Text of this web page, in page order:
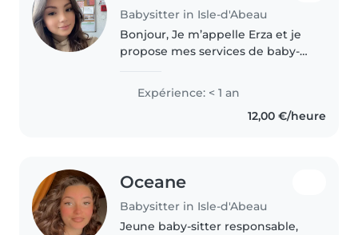
Babysitter in Isle-d'Abeau
Bonjour, Je m’appelle Erza et je
propose mes services de baby-
tant qu’animatrice. Je suis douce,
Expérience: < 1 an
12,00 €/heure
Oceane
Babysitter in Isle-d'Abeau
Jeune baby-sitter responsable,